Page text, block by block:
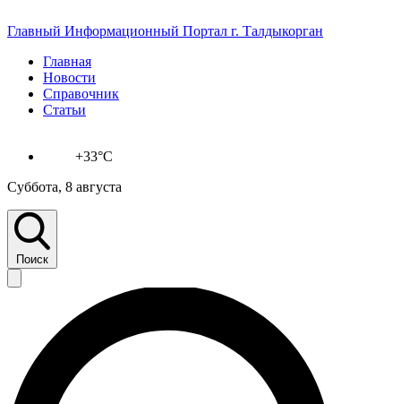
Главный Информационный Портал г. Талдыкорган
Главная
Новости
Справочник
Статьи
+33°C
Суббота, 8 августа
Поиск